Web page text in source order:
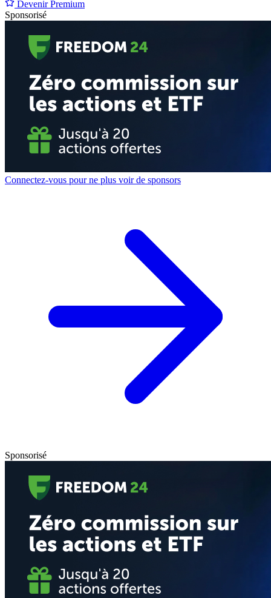
Devenir Premium
Sponsorisé
Connectez-vous pour ne plus voir de sponsors
Sponsorisé